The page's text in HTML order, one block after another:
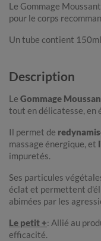
Le Gommage
pour le corps
Un tube contient
Description
Le Gommage
tout en délicatesse,
Il permet de
massage énergique, et
impuretés.
Ses particules
éclat et permettent
abimées par les
Le petit +: Allié au
efficacité.